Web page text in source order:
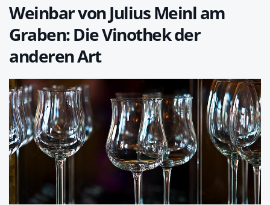
Weinbar von Julius Meinl am
Graben: Die Vinothek der
anderen Art